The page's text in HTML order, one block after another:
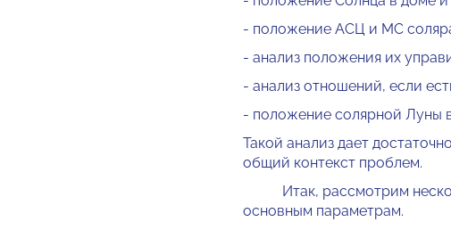
- положение АСЦ и МС
- анализ положения их
- анализ отношений, если
- положение солярной Луны
Такой анализ дает
общий контекст проблем.
Итак, рассмотрим
основным параметрам.